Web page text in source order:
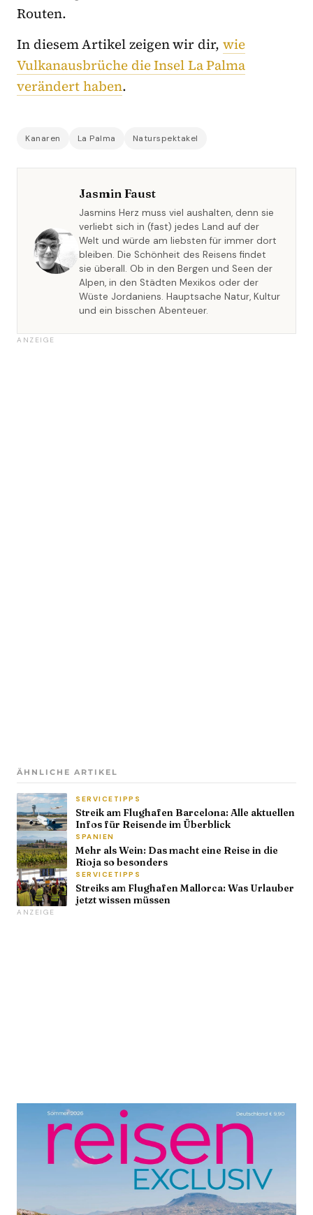
Routen.
In diesem Artikel zeigen wir dir, wie
Vulkanausbrüche die Insel La Palma
verändert haben.
Kanaren La Palma Naturspektakel
Jasmin Faust
Jasmins Herz muss viel aushalten, denn sie
verliebt sich in (fast) jedes Land auf der
Welt und würde am liebsten für immer dort
bleiben. Die Schönheit des Reisens findet
sie überall. Ob in den Bergen und Seen der
Alpen, in den Städten Mexikos oder der
Wüste Jordaniens. Hauptsache Natur, Kultur
und ein bisschen Abenteuer.
ANZEIGE
ÄHNLICHE ARTIKEL
SERVICETIPPS
Streik am Flughafen Barcelona: Alle aktuellen
Infos für Reisende im Überblick
SPANIEN
Mehr als Wein: Das macht eine Reise in die
Rioja so besonders
SERVICETIPPS
Streiks am Flughafen Mallorca: Was Urlauber
jetzt wissen müssen
ANZEIGE